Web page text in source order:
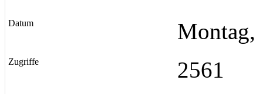
Datum Montag,
Zugriffe 2561